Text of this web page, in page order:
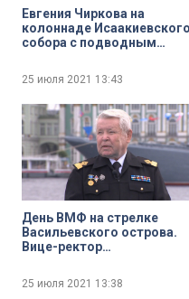
Евгения Чиркова на
колоннаде Исаакиевского
собора с подводным
заместителем
председателя правления
Общественной
организации «Память
Балтики» Олегом
Великосельским
25 июля 2021 13:43
День ВМФ на стрелке
Васильевского острова.
Вице-ректор
речного флота имени
25 июля 2021 13:38